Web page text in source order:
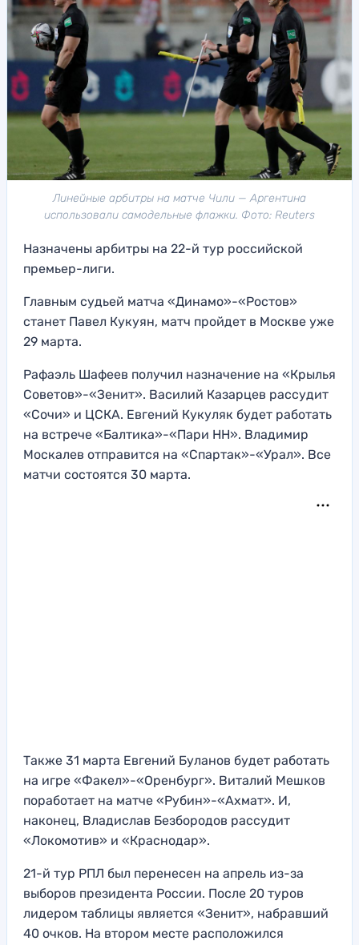
Линейные арбитры на матче Чили — Аргентина
использовали самодельные флажки. Фото: Reuters
Назначены арбитры на 22-й тур российской
премьер-лиги.
Главным судьей матча «Динамо»-«Ростов»
станет Павел Кукуян, матч пройдет в Москве уже
29 марта.
Рафаэль Шафеев получил назначение на «Крылья
Советов»-«Зенит». Василий Казарцев рассудит
«Сочи» и ЦСКА. Евгений Кукуляк будет работать
на встрече «Балтика»-«Пари НН». Владимир
Москалев отправится на «Спартак»-«Урал». Все
матчи состоятся 30 марта.
Также 31 марта Евгений Буланов будет работать
на игре «Факел»-«Оренбург». Виталий Мешков
поработает на матче «Рубин»-«Ахмат». И,
наконец, Владислав Безбородов рассудит
«Локомотив» и «Краснодар».
21-й тур РПЛ был перенесен на апрель из-за
выборов президента России. После 20 туров
лидером таблицы является «Зенит», набравший
40 очков. На втором месте расположился